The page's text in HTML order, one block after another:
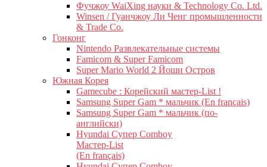
Фучжоу WaiXing науки & Technology Co. Ltd.
Winsen / Гуанчжоу Ли Ченг промышленности
& Trade Co.
Гонконг
Nintendo Развлекательные системы
Famicom & Super Famicom
Super Mario World 2 Йоши Остров
Южная Корея
Gamecube : Корейский мастер-List !
Samsung Super Gam * мальчик (En français)
Samsung Super Gam * мальчик (по-
английски)
Hyundai Супер Comboy
Мастер-List
(En français)